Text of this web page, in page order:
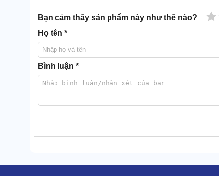
Máy nén hơisinh ra luồng khí mạnh mẽ, có thể
Bạn cảm thấy sản phẩm này như thế nào? 1
Họ tên *
Bình luận *